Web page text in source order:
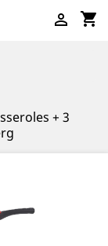
shopping_cart

+ 3